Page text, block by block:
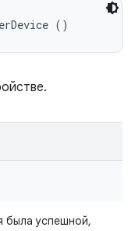
()
была успешной,